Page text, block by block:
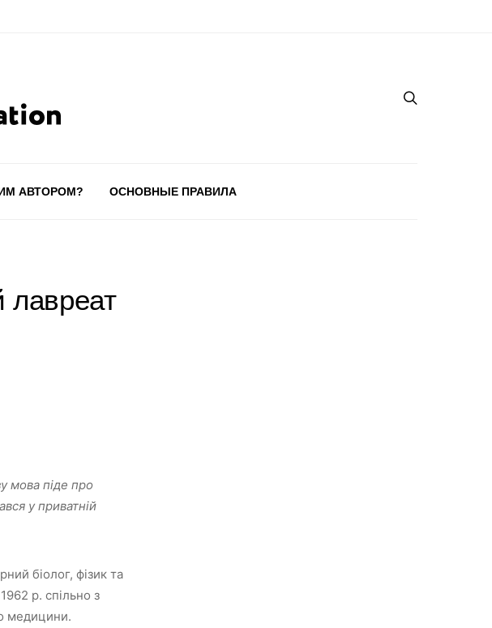
АВТОРОМ? ОСНОВНЫЕ ПРАВИЛА
лавреат
мова піде про
у приватній
біолог, фізик та
р. спільно з
медицини.